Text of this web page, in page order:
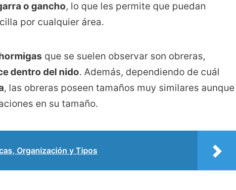
o gancho, lo que les permite que puedan
por cualquier área.
que se suelen observar son obreras,
dentro del nido. Además, dependiendo de cuál
, las obreras poseen tamaños muy similares aunque
en su tamaño.
Organización y Tipos